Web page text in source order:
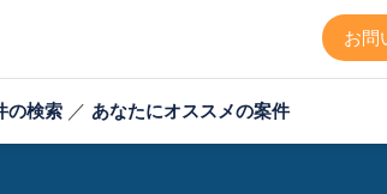
お問
の検索 ／ あなたにオススメの案件